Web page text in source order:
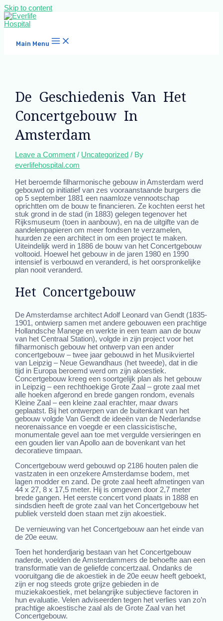
Skip to content
Main Menu
De Geschiedenis Van Het
Concertgebouw In
Amsterdam
Leave a Comment / Uncategorized / By
everlifehospital.com
Het beroemde filharmonische gebouw in Amsterdam werd
gebouwd op initiatief van zes vooraanstaande burgers die
op 5 september 1881 een naamloze vennootschap
oprichtten om de bouw te financieren. Ze kochten eerst het
stuk grond in de stad (in 1883) gelegen tegenover het
Rijksmuseum (toen in aanbouw), en na de uitgifte van de
aandelenpapieren om meer fondsen te verzamelen,
huurden ze een architect in om een project te maken.
Uiteindelijk werd in 1886 de bouw van het Concertgebouw
voltooid. Hoewel het gebouw in de jaren 1980 en 1990
intensief is verbouwd en veranderd, is het oorspronkelijke
plan nooit veranderd.
Het Concertgebouw
De Amsterdamse architect Adolf Leonard van Gendt (1835-
1901, ontwierp samen met andere gebouwen een prachtige
Hollandsche Manege en werkte in een team aan de bouw
van het Centraal Station), volgde in zijn project voor het
filharmonisch gebouw het ontwerp van een ander
concertgebouw – twee jaar gebouwd in het Musikviertel
van Leipzig – Neue Gewandhaus (het tweede), dat in die
tijd in Europa beroemd werd om zijn akoestiek.
Concertgebouw kreeg een soortgelijk plan als het gebouw
in Leipzig – een rechthoekige Grote Zaal – grote zaal met
alle hoeken afgerond en brede gangen rondom, evenals
Kleine Zaal – een kleine zaal erachter, maar dwars
geplaatst. Bij het ontwerpen van de buitenkant van het
gebouw volgde Van Gendt de ideeën van de Nederlandse
neorenaissance en voegde er een classicistische,
monumentale gevel aan toe met vergulde versieringen en
een gouden lier van Apollo aan de bovenkant van het
decoratieve timpaan.
Concertgebouw werd gebouwd op 2186 houten palen die
vastzaten in een onzekere Amsterdamse bodem, met
lagen modder en zand. De grote zaal heeft afmetingen van
44 x 27, 8 x 17,5 meter. Hij is omgeven door 2,7 meter
brede gangen. Het eerste concert vond plaats in 1888 en
sindsdien heeft de grote zaal van het Concertgebouw het
publiek versteld doen staan met zijn akoestiek.
De vernieuwing van het Concertgebouw aan het einde van
de 20e eeuw.
Toen het honderdjarig bestaan van het Concertgebouw
naderde, voelden de Amsterdammers de behoefte aan een
transformatie van de geliefde concertzaal. Ondanks de
vooruitgang die de akoestiek in de 20e eeuw heeft geboekt,
zijn er nog steeds grote grijze gebieden in de
muziekakoestiek, met belangrijke subjectieve factoren in
hun evaluatie. Velen adviseerden tegen het verlies van zo’n
prachtige akoestische zaal als de Grote Zaal van het
Concertgebouw.